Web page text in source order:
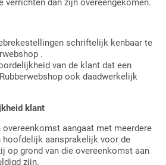
verrichten dan zijn overeengekomen.
schriftelijk kenbaar te
.
van de klant dat een
ook daadwerkelijk
klant
overeenkomst aangaat met meerdere
hoofdelijk aansprakelijk voor de
op grond van die overeenkomst aan
zijn.